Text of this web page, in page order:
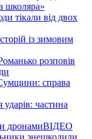
школяра»
тікали від двох
із зимовим
розповів
справа
частина
дронамиВІДЕО
знешкодили